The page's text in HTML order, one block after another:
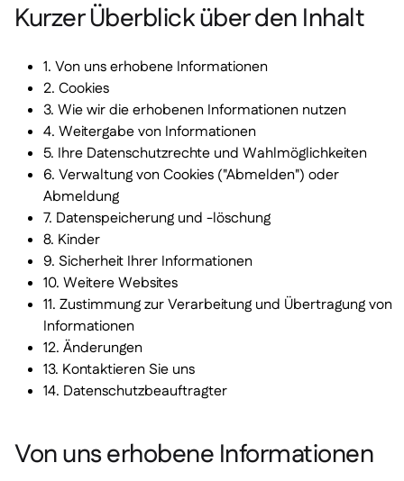
 Anomalieerkennung KI
(demnächst)
 Umsatzprognose-KI
 Interaktive Dashboards
 Tabellenberichte
 Offene API
 Delta Sharing
 Kassensystem
 Buchhaltung
 ERP
 Aggregatoren
Implementierung
Kurzer Überblick über den Inhalt
1. Von uns erhobene Informationen
2. Cookies
3. Wie wir die erhobenen Informationen nutzen
4. Weitergabe von Informationen
5. Ihre Datenschutzrechte und Wahlmöglichkeiten
6. Verwaltung von Cookies ("Abmelden") oder
Abmeldung
7. Datenspeicherung und -löschung
8. Kinder
9. Sicherheit Ihrer Informationen
10. Weitere Websites
11. Zustimmung zur Verarbeitung und Übertragung von
Informationen
12. Änderungen
13. Kontaktieren Sie uns
14. Datenschutzbeauftragter
Von uns erhobene Informationen